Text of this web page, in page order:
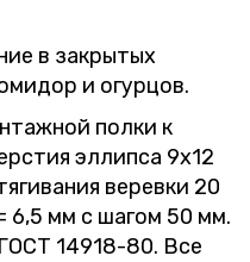
в закрытых
и огурцов.
полки к
эллипса 9х12
веревки 20
6,5 мм с шагом 50 мм.
14918-80. Все